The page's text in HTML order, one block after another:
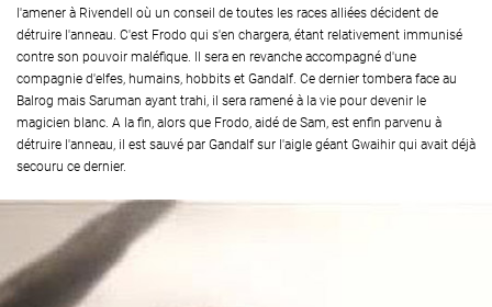
l'amener à Rivendell où un conseil de toutes les races alliées décident de
détruire l'anneau. C'est Frodo qui s'en chargera, étant relativement immunisé
contre son pouvoir maléfique. Il sera en revanche accompagné d'une
compagnie d'elfes, humains, hobbits et Gandalf. Ce dernier tombera face au
Balrog mais Saruman ayant trahi, il sera ramené à la vie pour devenir le
magicien blanc. A la fin, alors que Frodo, aidé de Sam, est enfin parvenu à
détruire l'anneau, il est sauvé par Gandalf sur l'aigle géant Gwaihir qui avait déjà
secouru ce dernier.